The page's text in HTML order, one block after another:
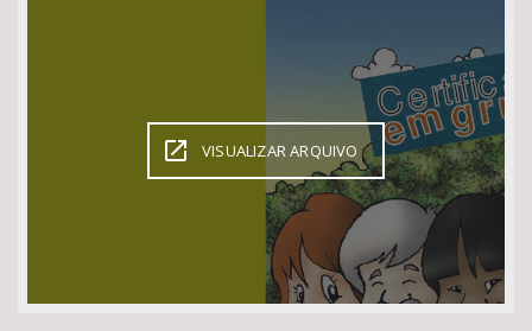
Área Protegida
VISUALIZAR ARQUIVO